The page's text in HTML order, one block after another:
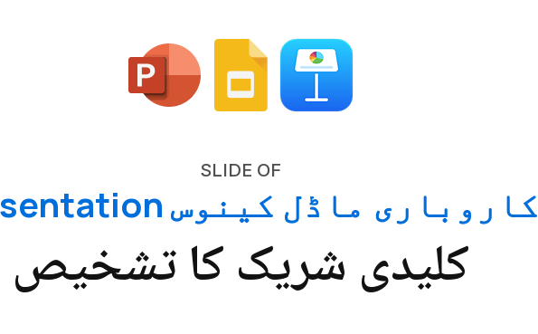
SLIDE OF
کاروباری ماڈل کینوس Presentation
کلیدی شریک کا تشخیص